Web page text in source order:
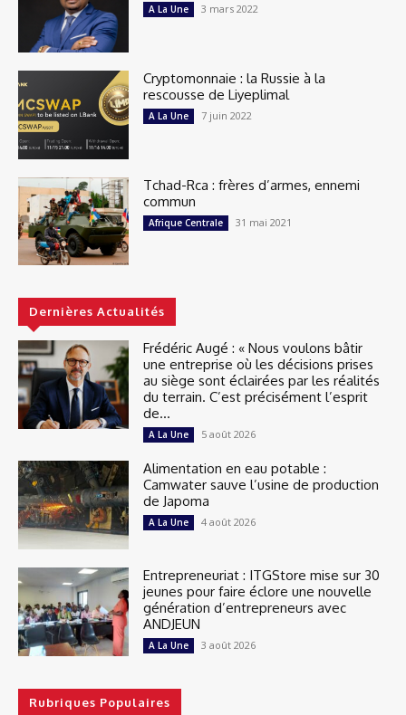
A La Une 3 mars 2022
Cryptomonnaie : la Russie à la
rescousse de Liyeplimal
A La Une 7 juin 2022
Tchad-Rca : frères d’armes, ennemi
commun
Afrique Centrale 31 mai 2021
Dernières Actualités
Frédéric Augé : « Nous voulons bâtir
une entreprise où les décisions prises
au siège sont éclairées par les réalités
du terrain. C’est précisément l’esprit
de...
A La Une 5 août 2026
Alimentation en eau potable :
Camwater sauve l’usine de production
de Japoma
A La Une 4 août 2026
Entrepreneuriat : ITGStore mise sur 30
jeunes pour faire éclore une nouvelle
génération d’entrepreneurs avec
ANDJEUN
A La Une 3 août 2026
Rubriques Populaires